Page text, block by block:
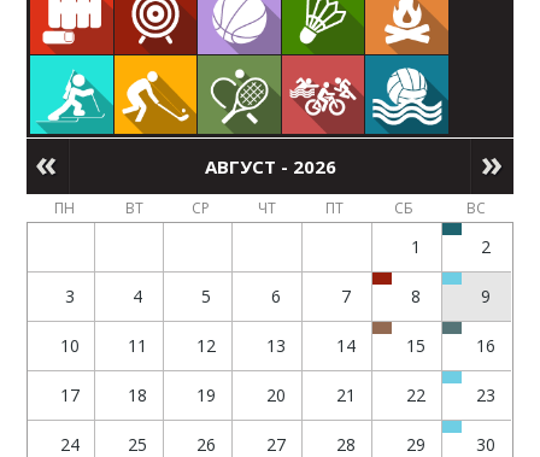
АВГУСТ - 2026
ПН ВТ СР ЧТ ПТ СБ ВС
1 2
3 4 5 6 7 8 9
10 11 12 13 14 15 16
17 18 19 20 21 22 23
24 25 26 27 28 29 30